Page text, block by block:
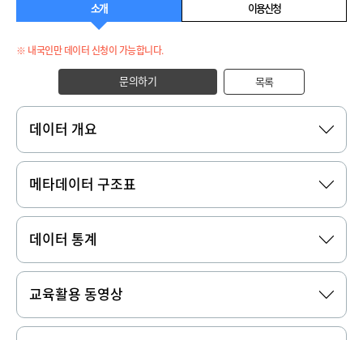
소개 이용신청
※ 내국인만 데이터 신청이 가능합니다.
문의하기 목록
데이터 개요
메타데이터 구조표
데이터 통계
교육활용 동영상